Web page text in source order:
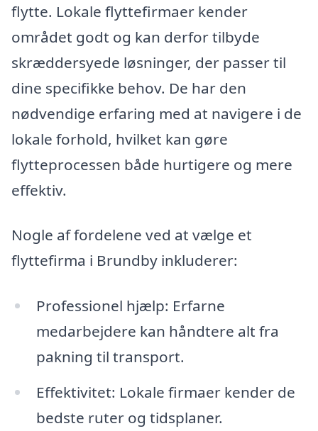
flytte. Lokale flyttefirmaer kender
området godt og kan derfor tilbyde
skræddersyede løsninger, der passer til
dine specifikke behov. De har den
nødvendige erfaring med at navigere i de
lokale forhold, hvilket kan gøre
flytteprocessen både hurtigere og mere
effektiv.
Nogle af fordelene ved at vælge et
flyttefirma i Brundby inkluderer:
Professionel hjælp: Erfarne
medarbejdere kan håndtere alt fra
pakning til transport.
Effektivitet: Lokale firmaer kender de
bedste ruter og tidsplaner.